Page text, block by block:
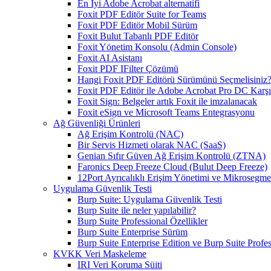
En İyi Adobe Acrobat alternatifi
Foxit PDF Editör Suite for Teams
Foxit PDF Editör Mobil Sürüm
Foxit Bulut Tabanlı PDF Editör
Foxit Yönetim Konsolu (Admin Console)
Foxit AI Asistanı
Foxit PDF IFilter Çözümü
Hangi Foxit PDF Editörü Sürümünü Seçmelisiniz?
Foxit PDF Editör ile Adobe Acrobat Pro DC
Foxit Sign: Belgeler artık Foxit ile imzalanacak
Foxit eSign ve Microsoft Teams Entegrasyonu
Ağ Güvenliği Ürünleri
Ağ Erişim Kontrolü (NAC)
Bir Servis Hizmeti olarak NAC (SaaS)
Genian Sıfır Güven Ağ Erişim Kontrolü (ZTNA)
Faronics Deep Freeze Cloud (Bulut Deep Freeze)
12Port Ayrıcalıklı Erişim Yönetimi ve
Uygulama Güvenlik Testi
Burp Suite: Uygulama Güvenlik Testi
Burp Suite ile neler yapılabilir?
Burp Suite Professional Özellikler
Burp Suite Enterprise Sürüm
Burp Suite Enterprise Edition ve Burp Suite
KVKK Veri Maskeleme
IRI Veri Koruma Süiti